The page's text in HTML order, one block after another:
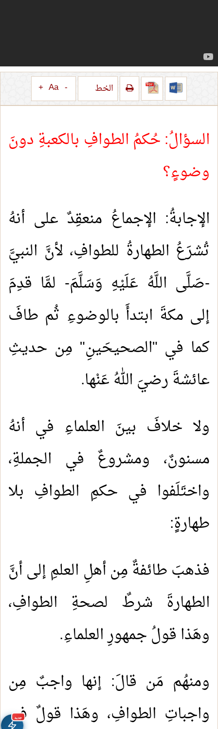
جديد
الخط -
Aa
+
السؤالُ: حُكمُ الطوافِ بالكعبةِ دونَ
وضوءٍ؟
الإجابةُ: الإجماعُ منعقِدٌ على أنهُ
تُشرَعُ الطهارةُ للطوافِ، لأنَّ النبيَّ
-صَلَّى اللَّهُ عَلَيْهِ وَسَلَّمَ- لمَّا قدِمَ
إلى مكةَ ابتدأَ بالوضوءِ ثُم طافَ
كما في "الصحيحَينِ" مِن حديثِ
عائشةَ رضيَ اللهُ عَنْها.
ولا خلافَ بينَ العلماءِ في أنهُ
مسنونٌ، ومشروعٌ في الجملةِ،
واختَلَفوا في حكمِ الطوافِ بلا
طهارةٍ:
فذهبَ طائفةٌ مِن أهلِ العلمِ إلى أنَّ
الطهارةَ شرطٌ لصحةِ الطوافِ،
وهَذا قولُ جمهورِ العلماءِ.
ومنهُم مَن قالَ: إنها واجبٌ مِن
واجباتِ الطوافِ، وهَذا قولٌ في